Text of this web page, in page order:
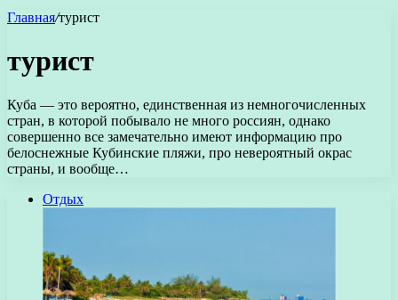
Главная/турист
турист
Куба — это вероятно, единственная из немногочисленных
стран, в которой побывало не много россиян, однако
совершенно все замечательно имеют информацию про
белоснежные Кубинские пляжи, про невероятный окрас
страны, и вообще…
Отдых